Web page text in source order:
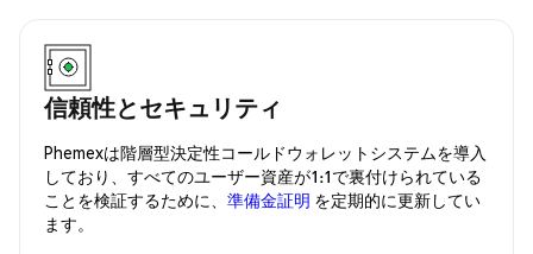
信頼性とセキュリティ
Phemexは階層型決定性コールドウォレットシステムを導入
しており、すべてのユーザー資産が1:1で裏付けられている
ことを検証するために、 準備金証明 を定期的に更新してい
ます。